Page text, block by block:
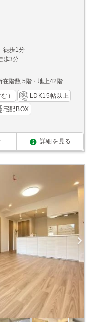
徒歩1分
歩3分
在階数:5階・地上42階
）
LDK15帖以上
宅配BOX
詳細を見る